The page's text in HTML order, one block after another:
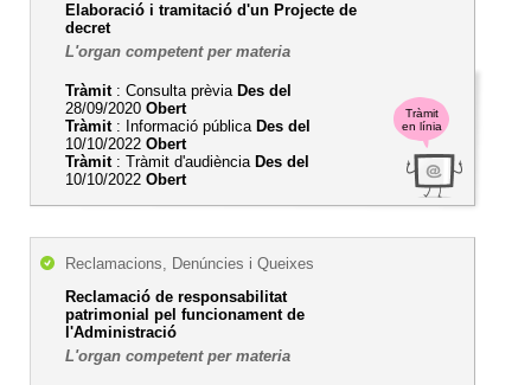
Tràmit
en línia
Elaboració i tramitació d'un Projecte de
decret
L'organ competent per materia
Tràmit: Consulta prèvia Des del
28/09/2020 Obert
Tràmit: Informació pública Des del
10/10/2022 Obert
Tràmit: Tràmit d'audiència Des del
10/10/2022 Obert
Reclamacions, Denúncies i Queixes
Reclamació de responsabilitat
patrimonial pel funcionament de
l'Administració
L'organ competent per materia